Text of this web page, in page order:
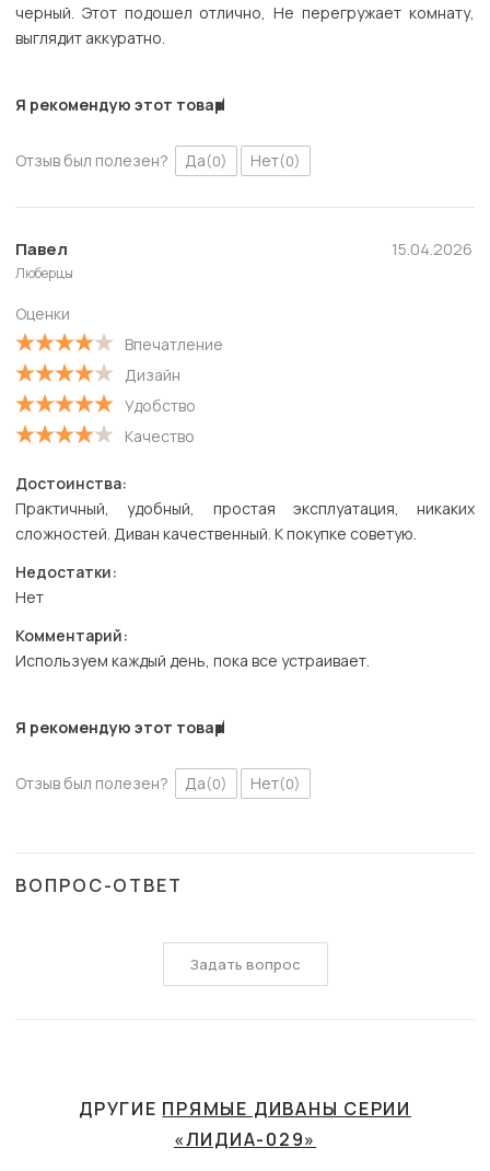
черный. Этот подошел отлично, Не перегружает комнату,
выглядит аккуратно.
Я рекомендую этот товар
Отзыв был полезен? Да(0) Нет(0)
Павел
Люберцы
Оценки
Впечатление
Дизайн
Удобство
Качество
15.04.2026
Достоинства:
Практичный, удобный, простая эксплуатация, никаких
сложностей. Диван качественный. К покупке советую.
Недостатки:
Нет
Комментарий:
Используем каждый день, пока все устраивает.
Я рекомендую этот товар
Отзыв был полезен? Да(0) Нет(0)
ВОПРОС-ОТВЕТ
Задать вопрос
ДРУГИЕ ПРЯМЫЕ ДИВАНЫ СЕРИИ
«ЛИДИА-029»